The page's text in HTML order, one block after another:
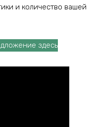
и количество вашей
здесь